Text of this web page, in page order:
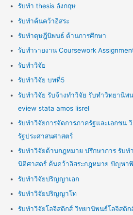
รับทำ thesis อังกฤษ
รับทำค้นคว้าอิสระ
รับทำดุษฎีนิพนธ์ ด้านการศึกษา
รับทำรายงาน Coursework
รับทำวิจัย
รับทำวิจัย บทที่5
รับทำวิจัย รับจ้างทำวิจัย รับทำวิทยานิพ
eview stata amos lisrel
รับทำวิจัยการจัดการภาครัฐและเอกชน
รัฐประศาสนศาสตร์
รับทำวิจัยด้านกฎหมาย ปรึกษาการ รับ
นิติศาสตร์ ค้นคว้าอิสระกฎหมาย ปัญหา
รับทำวิจัยปริญญาเอก
รับทำวิจัยปริญญาโท
รับทำวิจัยโลจิสติกส์ วิทยานิพนธ์โลจิสติ